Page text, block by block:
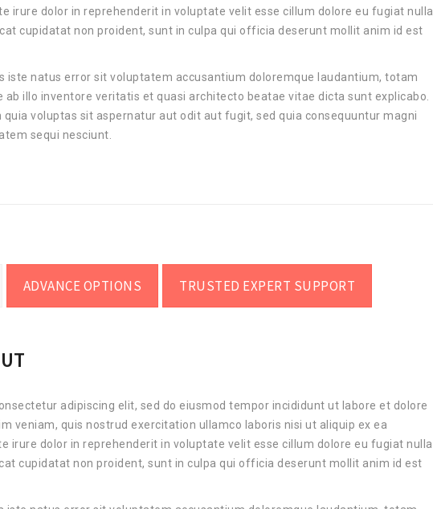
irure dolor in reprehenderit in voluptate velit esse cillum dolore eu fugiat nulla
cupidatat non proident, sunt in culpa qui officia deserunt mollit anim id est
iste natus error sit voluptatem accusantium doloremque laudantium, totam
ab illo inventore veritatis et quasi architecto beatae vitae dicta sunt explicabo.
voluptas sit aspernatur aut odit aut fugit, sed quia consequuntur magni
sequi nesciunt.
ADVANCE OPTIONS TRUSTED EXPERT SUPPORT
adipiscing elit, sed do eiusmod tempor incididunt ut labore et dolore
veniam, quis nostrud exercitation ullamco laboris nisi ut aliquip ex ea
irure dolor in reprehenderit in voluptate velit esse cillum dolore eu fugiat nulla
cupidatat non proident, sunt in culpa qui officia deserunt mollit anim id est